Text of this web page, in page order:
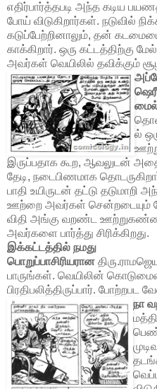
எதிர்பார்த்தபடி அந்த கடிய
போய் விடுகிறார்கள். நடுவில்
கடுப்பேற்றினாலும், தன்
காக்கிறார். ஒரு கட்டத்திற்கு
அவர்கள் வெயிலில் தவிக்கும்
ல்
இருப்பதாக கூற, ஆவலுடன்
தேடி, நடைபிணமாக
பாதி உயிருடன் தட்டு தடுமாறி
ஊற்றை அவர்கள் சென்றடையும்
விதி அங்கு வறண்ட
அவர்களை பார்த்து சிரிக்கிறது.
இக்கட்டத்தில் நமது
பொறுப்பாசிரியரான
பாருங்கள். வெயிலின்
பிரதிபலித்திருப்பார். போற்றபட
நா